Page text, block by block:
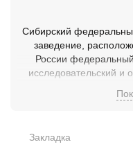
Сибирский
заведение,
России
исследовательский и
Закладка